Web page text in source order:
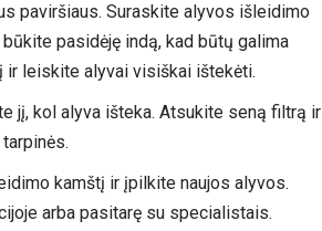
paviršiaus. Suraskite alyvos išleidimo
pasidėję indą, kad būtų galima
ir leiskite alyvai visiškai ištekėti.
jį, kol alyva išteka. Atsukite seną filtrą ir
kamštį ir įpilkite naujos alyvos.
arba pasitarę su specialistais.